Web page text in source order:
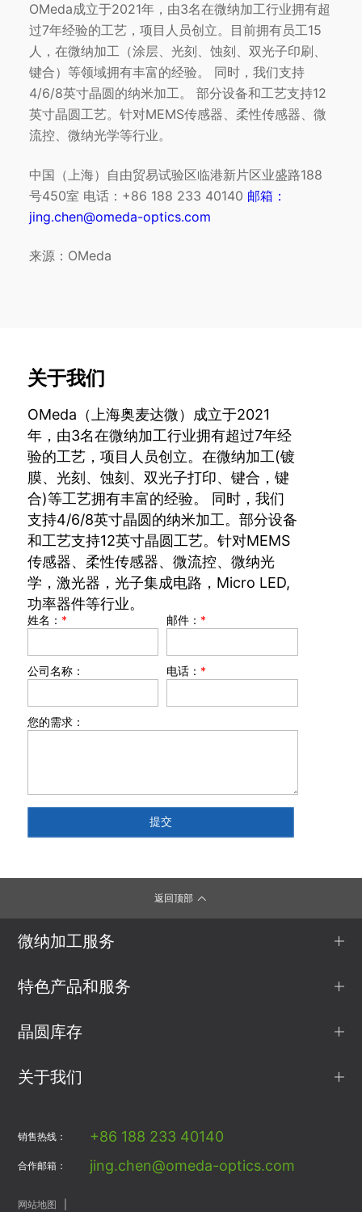
OMeda成立于2021年，由3名在微纳加工行业拥有超
过7年经验的工艺，项目人员创立。目前拥有员工15
人，在微纳加工（涂层、光刻、蚀刻、双光子印刷、
键合）等领域拥有丰富的经验。 同时，我们支持
4/6/8英寸晶圆的纳米加工。 部分设备和工艺支持12
英寸晶圆工艺。针对MEMS传感器、柔性传感器、微
流控、微纳光学等行业。
中国（上海）自由贸易试验区临港新片区业盛路188
号450室 电话：+86 188 233 40140 邮箱：
jing.chen@omeda-optics.com
来源：OMeda
关于我们
OMeda（上海奥麦达微）成立于2021
年，由3名在微纳加工行业拥有超过7年经
验的工艺，项目人员创立。在微纳加工(镀
膜、光刻、蚀刻、双光子打印、键合，键
合)等工艺拥有丰富的经验。 同时，我们
支持4/6/8英寸晶圆的纳米加工。部分设备
和工艺支持12英寸晶圆工艺。针对MEMS
传感器、柔性传感器、微流控、微纳光
学，激光器，光子集成电路，Micro LED,
功率器件等行业。
姓名： * 邮件： *
公司名称： 电话： *
您的需求：
返回顶部
微纳加工服务
特色产品和服务
晶圆库存
关于我们
销售热线： +86 188 233 40140
合作邮箱： jing.chen@omeda-optics.com
网站地图